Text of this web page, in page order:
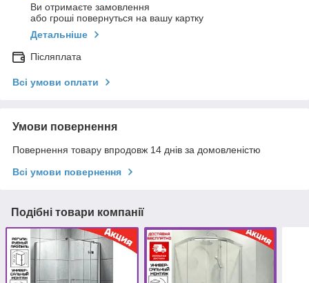
Ви отримаєте замовлення
або гроші повернуться на вашу картку
Детальніше
Післяплата
Всі умови оплати
Умови повернення
Повернення товару впродовж 14 днів за домовленістю
Всі умови повернення
Подібні товари компанії